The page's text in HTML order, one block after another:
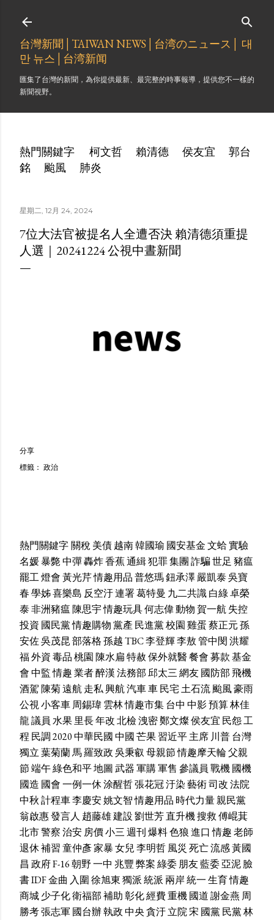
台灣新聞│TAIWAN NEWS│台湾のニュース│ 대
만 뉴스│台湾新闻
匯集了台灣的新聞，為你提供最新、最完整的時事報導，提供您不一樣的
新聞視野。
熱門關鍵字 柯文哲 賴清德 侯友宜
郭台
銘
颱風 肺炎
星期二, 12月 24, 2024
7位大法官被提名人全遭否決 賴清德須重提
人選｜20241224 公視中晝新聞
分享
標籤： 政治
熱門關鍵字關稅美債越南韓國瑜 國安基金文蛤實驗
名媛暴斃中彈轟炸香蕉通緝犯罪集團詐騙世足 豬瘟
罷工燈會黃光芹情趣用品普悠瑪鈕承澤嚴凱泰吳寶
春學姊喜樂島 反空汙連署葛特曼 九二共識白綠卓榮
泰非洲豬瘟陳思宇情趣玩具何志偉動物賀一航失控
投資 國民黨情趣購物黨產 民進黨校園雞蛋蔡正元孫
安佐吳茂昆部落格孫越TBC李登輝李敖管中閔洪耀
福外資毒品桃園陳水扁特赦保外就醫餐會募款基金
會中監情趣業者醉漢法務部邱太三網友國防部飛機
酒駕陳菊遠航走私興航汽車車民宅土石流颱風豪雨
公視小客車周錫瑋雲林情趣市集台中 中影預算林佳
龍議員 水果里長年改北檢洩密鄭文燦侯友宜 民怨工
程 民調2020中華民國中國芒果習近平主席 川普台灣
獨立葉菊蘭馬羅致政吳秉叡母親節情趣摩天輪父親
節端午綠色和平地圖武器軍購軍售 參議員 戰機國機
國造 國會一例一休涂醒哲張花冠汙染藝術司改法院
中秋計程車李慶安姚文智情趣用品 時代力量親民黨
翁啟惠發言人 趙藤雄建設劉世芳直升機搜救傅崐萁
北市警察治安房價小三週刊爆料色狼進口 情趣老師
退休補習童仲彥家暴女兒李明哲風災 死亡流感黃國
昌 政府F-16朝野一中 兆豐弊案綠委朋友藍委亞泥臉
書IDF金曲 入圍徐旭東獨派統派 兩岸統一生育情趣
商城少子化衛福部補助彰化經費重機國道謝金燕 周
勝考張志軍國台辦執政中央貪汙立院宋 國黨民黨林